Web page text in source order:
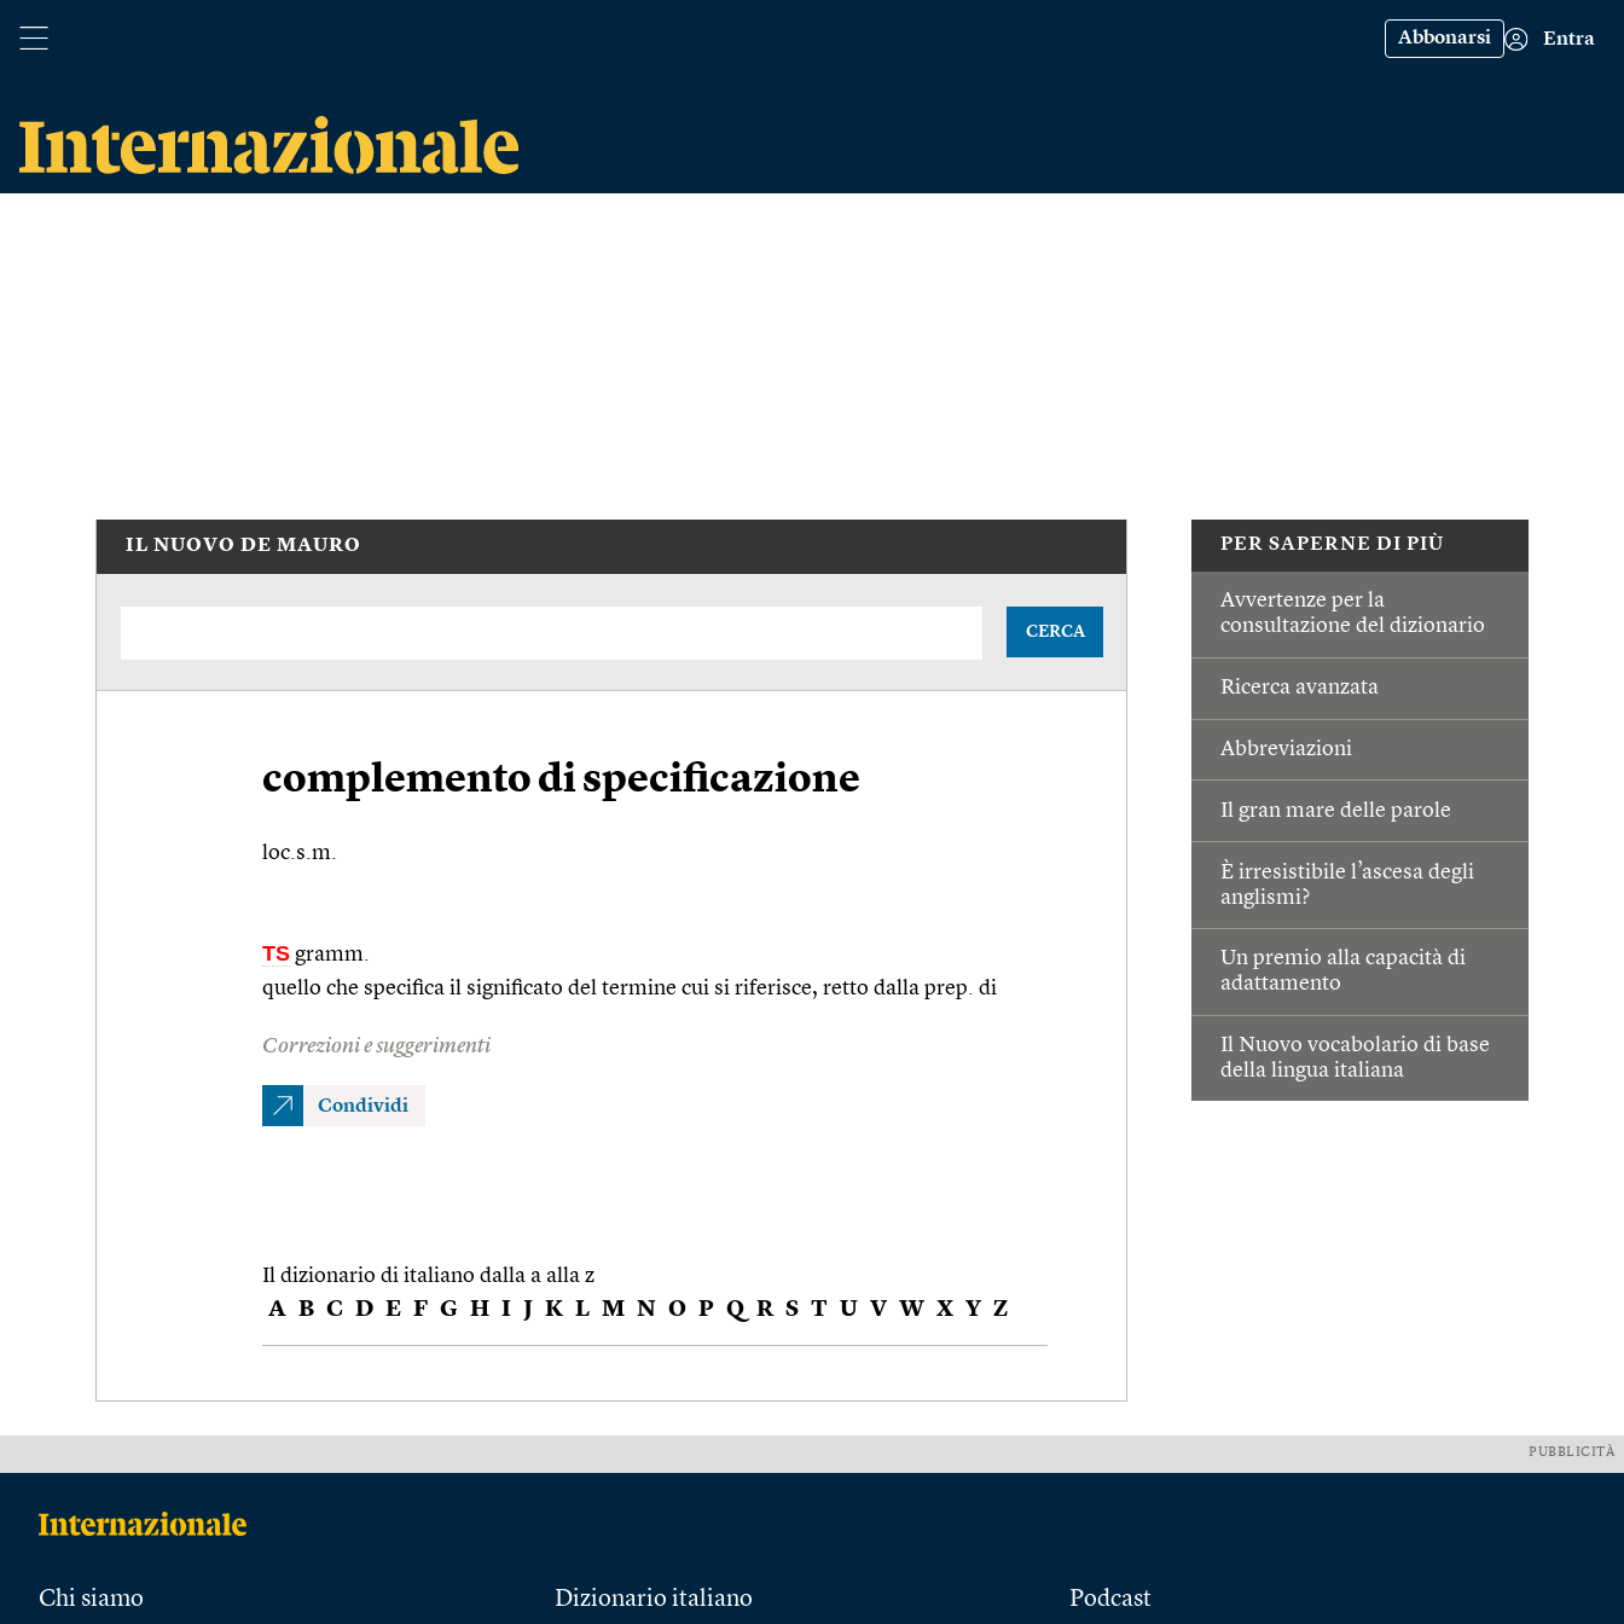
Abbonarsi Entra
PER SAPERNE DI PIÙ
Avvertenze per la
consultazione del dizionario
Ricerca avanzata
Abbreviazioni
Il gran mare delle parole
È irresistibile l’ascesa degli
anglismi?
Un premio alla capacità di
adattamento
Il Nuovo vocabolario di base
della lingua italiana
IL NUOVO DE MAURO
CERCA
complemento di specificazione
loc.s.m.
TS gramm.
quello che specifica il significato del termine cui si riferisce, retto dalla prep. di
Correzioni e suggerimenti
Condividi
Il dizionario di italiano dalla a alla z
A B C D E F G H I J K L M N O P Q R S T U V W X Y Z
PUBBLICITÀ
Chi siamo Dizionario italiano Podcast